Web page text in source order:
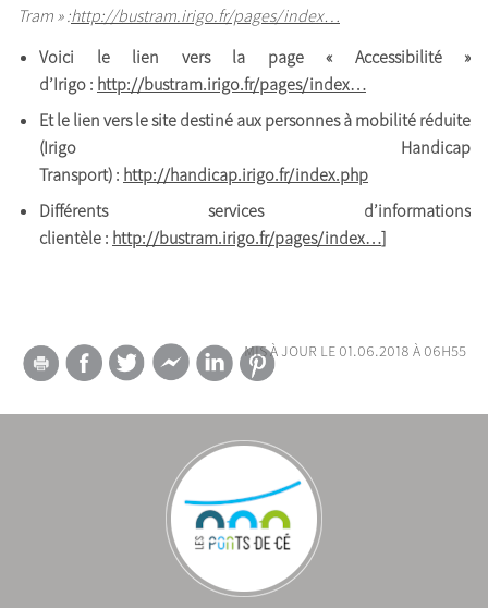
Tram » :http://bustram.irigo.fr/pages/index…
Voici le lien vers la page « Accessibilité »
d’Irigo : http://bustram.irigo.fr/pages/index…
Et le lien vers le site destiné aux personnes à mobilité réduite
(Irigo Handicap
Transport) : http://handicap.irigo.fr/index.php
Différents services d’informations
clientèle : http://bustram.irigo.fr/pages/index…]
mis à jour le 01.06.2018 à 06h55